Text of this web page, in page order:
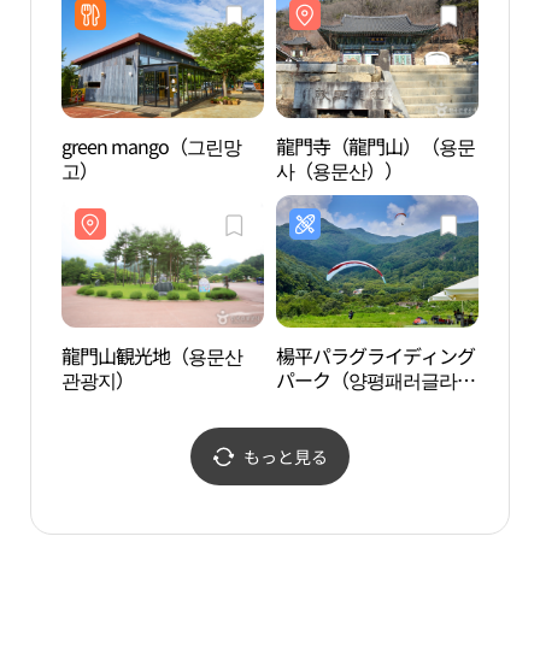
green mango（그린망
고）
龍門寺（龍門山）（용문
사（용문산））
龍門山観光地（용문산
관광지）
楊平パラグライディング
パーク（양평패러글라이
もっと見る